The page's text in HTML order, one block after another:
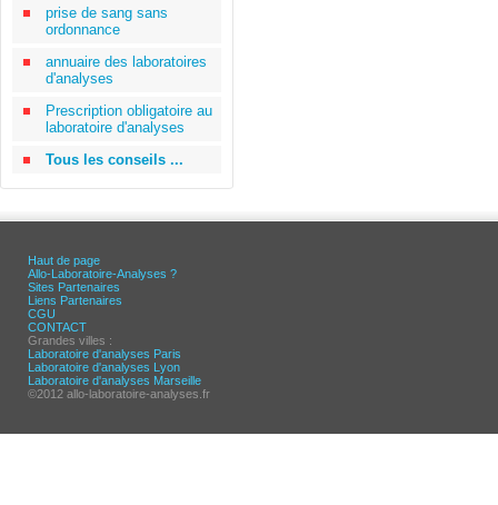
prise de sang sans
ordonnance
annuaire des laboratoires
d'analyses
Prescription obligatoire au
laboratoire d'analyses
Tous les conseils ...
Haut de page
Allo-Laboratoire-Analyses ?
Sites Partenaires
Liens Partenaires
CGU
CONTACT
Grandes villes :
Laboratoire d'analyses Paris
Laboratoire d'analyses Lyon
Laboratoire d'analyses Marseille
©2012 allo-laboratoire-analyses.fr